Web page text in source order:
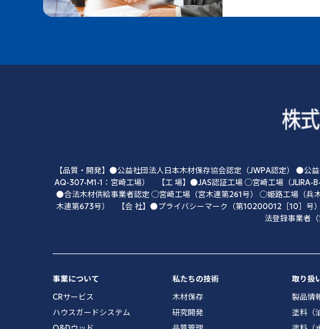
【品質・開発】●公益社団法人日本木材保存協会認定（JWPA認定） ●
AQ-307-M1-1：宮崎工場） 【工 場】●JAS認証工場 ◯宮崎工場（JLIRA-
●合法木材供給事業者認定 ◯宮崎工場（宮木連第261号） ◯姫路工場（
木連第673号） 【会 社】●プライバシーマーク（第10200012［10］号
法登録事業者
事業について
CRサービス
ハウスガードシステム
私たちの技術
木材保存
研究開発
取り扱
製品情
塗料（